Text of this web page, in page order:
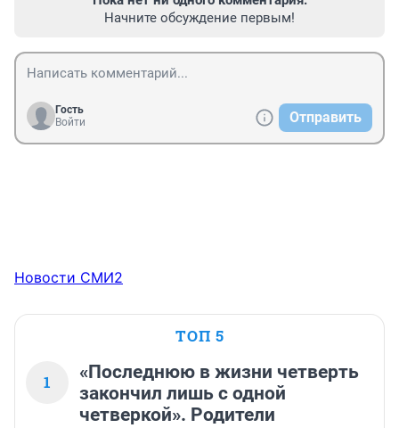
Начните обсуждение первым!
Гость
Войти
Отправить
Новости СМИ2
ТОП 5
1
«Последнюю в жизни четверть
закончил лишь с одной
четверкой». Родители